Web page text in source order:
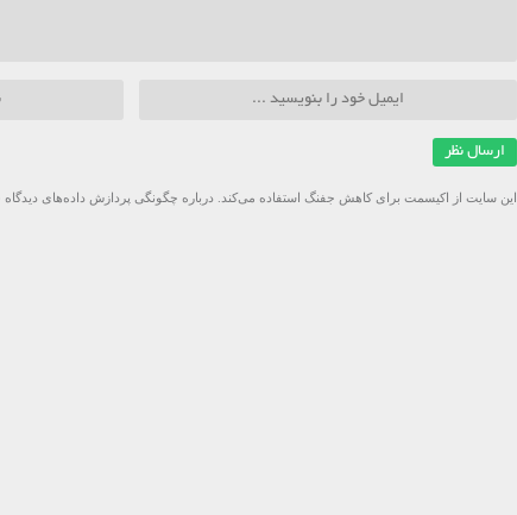
این سایت از اکیسمت برای کاهش جفنگ استفاده می‌کند. درباره چگونگی پردازش داده‌های دیدگاه